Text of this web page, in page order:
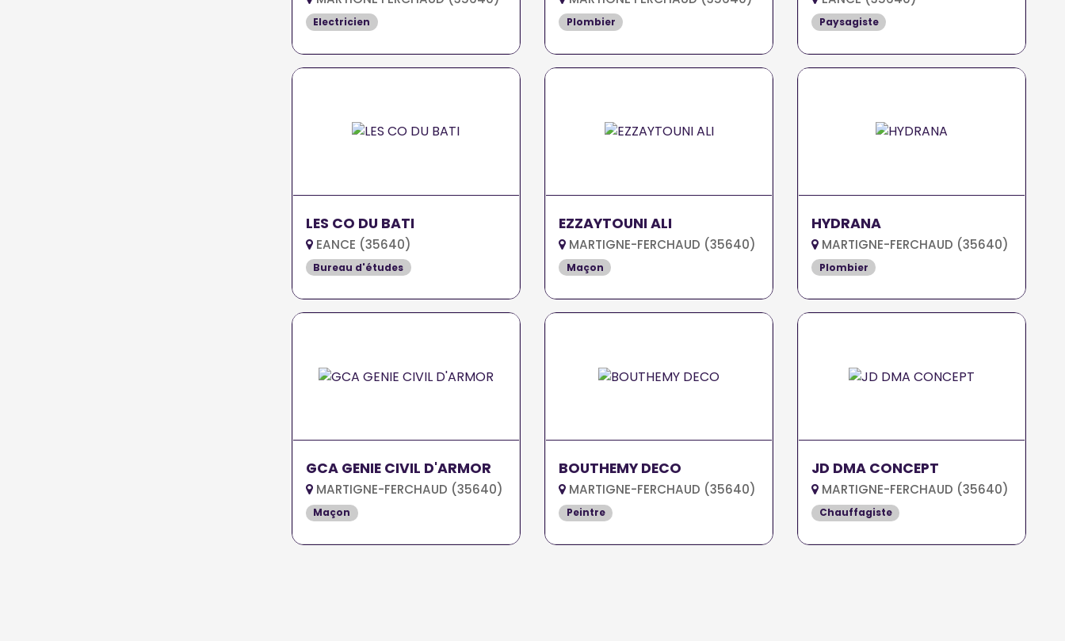
Electricien Plombier Paysagiste
LES CO DU BATI
EANCE (35640)
Bureau d'études
EZZAYTOUNI ALI
MARTIGNE-FERCHAUD (35640)
Maçon
HYDRANA
MARTIGNE-FERCHAUD (35640)
Plombier
GCA GENIE CIVIL D'ARMOR
MARTIGNE-FERCHAUD (35640)
Maçon
BOUTHEMY DECO
MARTIGNE-FERCHAUD (35640)
Peintre
JD DMA CONCEPT
MARTIGNE-FERCHAUD (35640)
Chauffagiste